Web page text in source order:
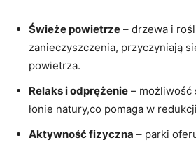
Świeże powietrze –⁢ drzewa i
zanieczyszczenia, przyczyniają
powietrza.
Relaks ‌i ⁤odprężenie – możliwość​
łonie natury,co ⁢pomaga w
Aktywność fizyczna – parki